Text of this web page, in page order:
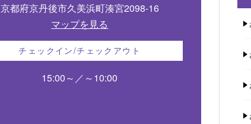
京都府京丹後市久美浜町湊宮2098-16
マップを見る
チェックイン/チェックアウト
15:00～／～10:00